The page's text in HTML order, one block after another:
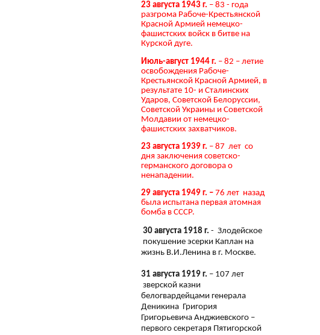
23 августа 1943 г. – 83 - года
разгрома Рабоче-Крестьянской
Красной Армией немецко-
фашистских войск в битве на
Курской дуге.
Июль-август 1944 г. – 82 – летие
освобождения Рабоче-
Крестьянской Красной Армией, в
результате 10- и Сталинских
Ударов, Советской Белоруссии,
Советской Украины и Советской
Молдавии от немецко-
фашистских захватчиков.
23 августа 1939 г. – 87 лет со
дня заключения советско-
германского договора о
ненападении.
29 августа 1949 г. – 76 лет назад
была испытана первая атомная
бомба в СССР.
30 августа 1918 г. - Злодейское
покушение эсерки Каплан на
жизнь В.И.Ленина в г. Москве.
31 августа 1919 г. – 107 лет
зверской казни
белогвардейцами генерала
Деникина Григория
Григорьевича Анджиевского –
первого секретаря Пятигорской